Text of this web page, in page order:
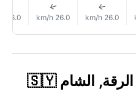
↑
26.0 km/h
↑
26.0 km/h
26.0 km/h
مؤشر جودة الهواء in الرقة, الشام 🇸🇾